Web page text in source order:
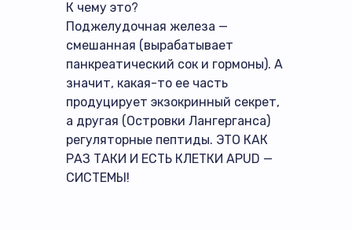
К чему это?
Поджелудочная железа —
смешанная (вырабатывает
панкреатический сок и гормоны). А
значит, какая-то ее часть
продуцирует экзокринный секрет,
а другая (Островки Лангерганса)
регуляторные пептиды. ЭТО КАК
РАЗ ТАКИ И ЕСТЬ КЛЕТКИ АPUD —
СИCТЕМЫ!